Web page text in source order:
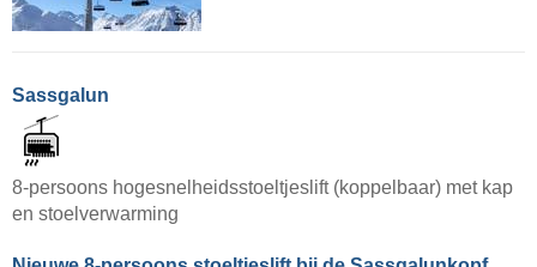
Sassgalun
8-persoons hogesnelheidsstoeltjeslift (koppelbaar) met kap
en stoelverwarming